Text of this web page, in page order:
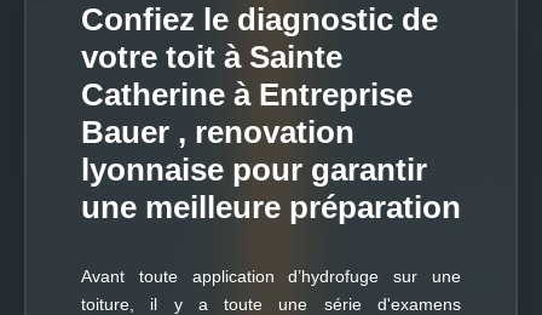
Confiez le diagnostic de
votre toit à Sainte
Catherine à Entreprise
Bauer , renovation
lyonnaise pour garantir
une meilleure préparation
Avant toute application d’hydrofuge sur une
toiture, il y a toute une série d'examens